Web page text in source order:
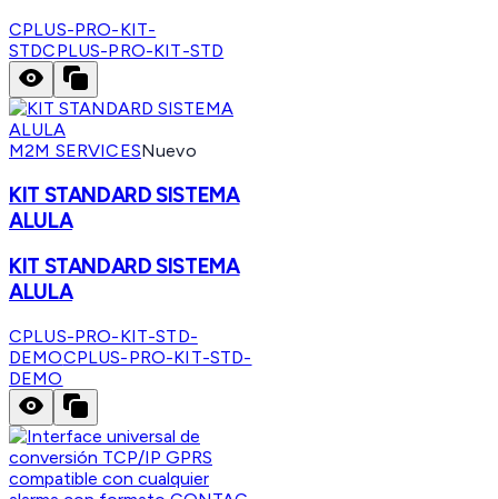
CPLUS-PRO-KIT-
STDCPLUS-PRO-KIT-STD
M2M SERVICESNuevo
KIT STANDARD SISTEMA
ALULA
KIT STANDARD SISTEMA
ALULA
CPLUS-PRO-KIT-STD-
DEMOCPLUS-PRO-KIT-STD-
DEMO